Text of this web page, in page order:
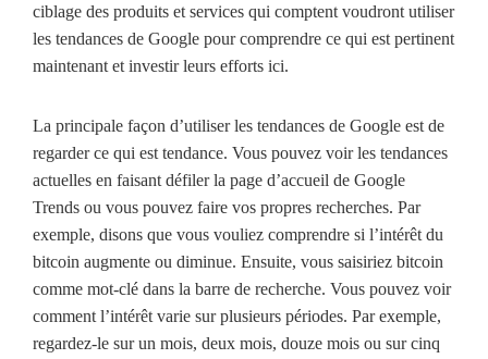
ciblage des produits et services qui comptent voudront utiliser
les tendances de Google pour comprendre ce qui est pertinent
maintenant et investir leurs efforts ici.
La principale façon d’utiliser les tendances de Google est de
regarder ce qui est tendance. Vous pouvez voir les tendances
actuelles en faisant défiler la page d’accueil de Google
Trends ou vous pouvez faire vos propres recherches. Par
exemple, disons que vous vouliez comprendre si l’intérêt du
bitcoin augmente ou diminue. Ensuite, vous saisiriez bitcoin
comme mot-clé dans la barre de recherche. Vous pouvez voir
comment l’intérêt varie sur plusieurs périodes. Par exemple,
regardez-le sur un mois, deux mois, douze mois ou sur cinq